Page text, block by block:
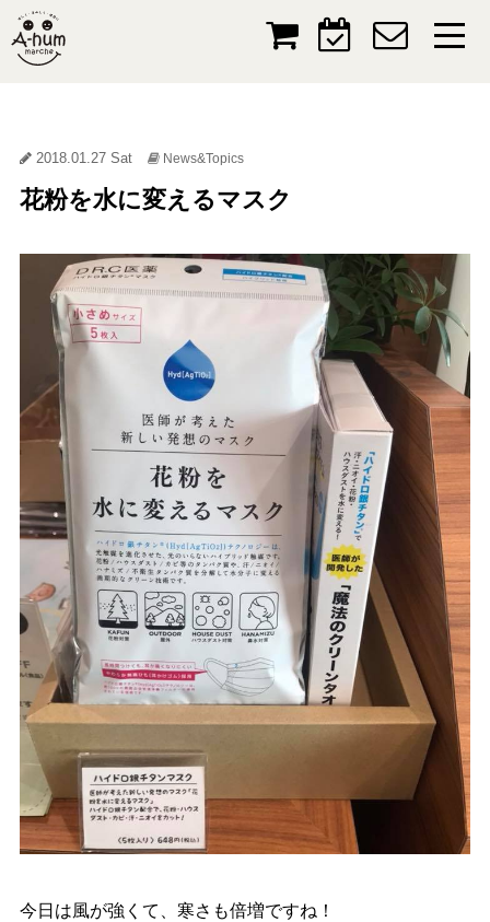
2018.01.27 Sat News&Topics
花粉を水に変えるマスク
今日は風が強くて、寒さも倍増ですね！